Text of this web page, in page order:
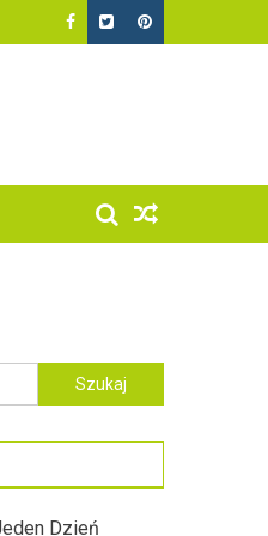
Szukaj:
Dzień